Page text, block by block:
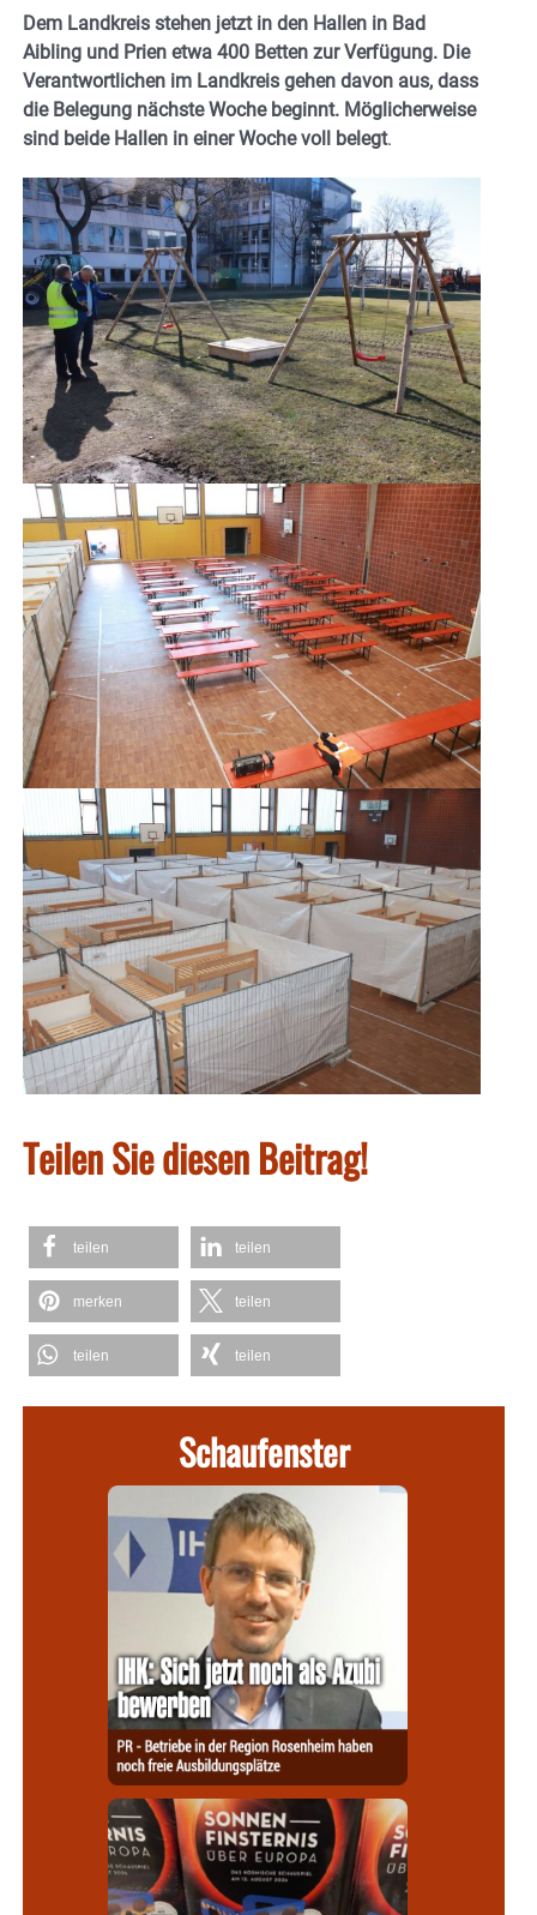
Dem Landkreis stehen jetzt in den Hallen in Bad
Aibling und Prien etwa 400 Betten zur Verfügung. Die
Verantwortlichen im Landkreis gehen davon aus, dass
die Belegung nächste Woche beginnt. Möglicherweise
sind beide Hallen in einer Woche voll belegt.
Teilen Sie diesen Beitrag!
teilen teilen
merken teilen
teilen teilen
Schaufenster